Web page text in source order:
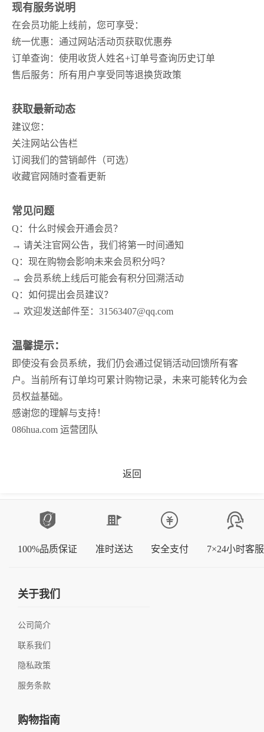
现有服务说明
在会员功能上线前，您可享受：
统一优惠：通过网站活动页获取优惠券
订单查询：使用收货人姓名+订单号查询历史订单
售后服务：所有用户享受同等退换货政策
获取最新动态
建议您：
关注网站公告栏
订阅我们的营销邮件（可选）
收藏官网随时查看更新
常见问题
Q：什么时候会开通会员？
→ 请关注官网公告，我们将第一时间通知
Q：现在购物会影响未来会员积分吗？
→ 会员系统上线后可能会有积分回溯活动
Q：如何提出会员建议？
→ 欢迎发送邮件至：31563407@qq.com
温馨提示：
即使没有会员系统，我们仍会通过促销活动回馈所有客
户。当前所有订单均可累计购物记录，未来可能转化为会
员权益基础。
感谢您的理解与支持！
086hua.com 运营团队
返回
100%品质保证 准时送达 安全支付 7×24小时客服
关于我们
公司简介
联系我们
隐私政策
服务条款
购物指南